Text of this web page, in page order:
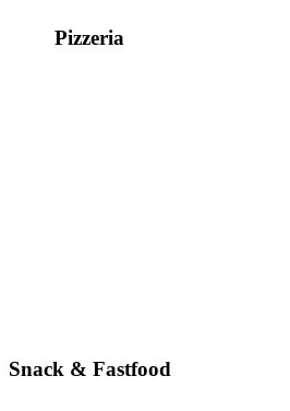
Pizzeria
Snack & Fastfood